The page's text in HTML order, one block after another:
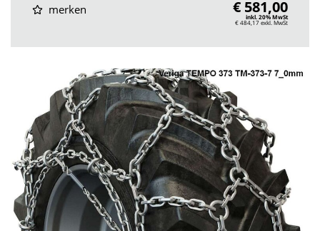
merken € 581,00
inkl. 20% MwSt
€ 484,17exkl. MwSt